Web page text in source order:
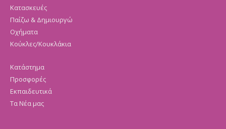
Κατασκευές
Παίζω & Δημιουργώ
Οχήματα
Κούκλες/Κουκλάκια
Κατάστημα
Προσφορές
Εκπαιδευτικά
Τα Νέα μας